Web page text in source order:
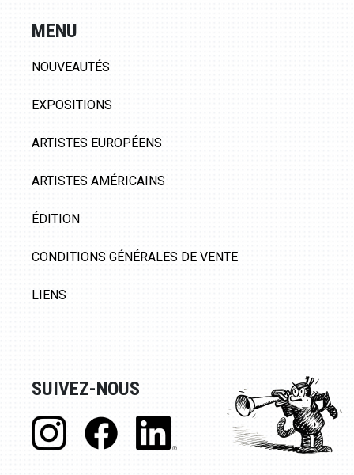
MENU
NOUVEAUTÉS
EXPOSITIONS
ARTISTES EUROPÉENS
ARTISTES AMÉRICAINS
ÉDITION
CONDITIONS GÉNÉRALES DE VENTE
LIENS
SUIVEZ-NOUS